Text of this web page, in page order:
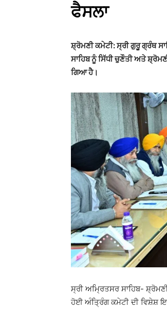
ਫੈਸਲਾ
ਸ਼੍ਰੋਮਣੀ ਕਮੇਟੀ: ਸ੍ਰੀ ਗੁਰੂ ਗ੍ਰੰਥ
ਸਾਹਿਬ ਨੂੰ ਸਿੱਧੀ ਚੁਣੌਤੀ ਅਤੇ
ਗਿਆ ਹੈ।
ਸ੍ਰੀ ਅਮ੍ਰਿਤਸਰ ਸਾਹਿਬ-
ਹੋਈ ਅੰਤ੍ਰਿੰਗ ਕਮੇਟੀ ਦੀ ਵਿਸ਼ੇਸ਼